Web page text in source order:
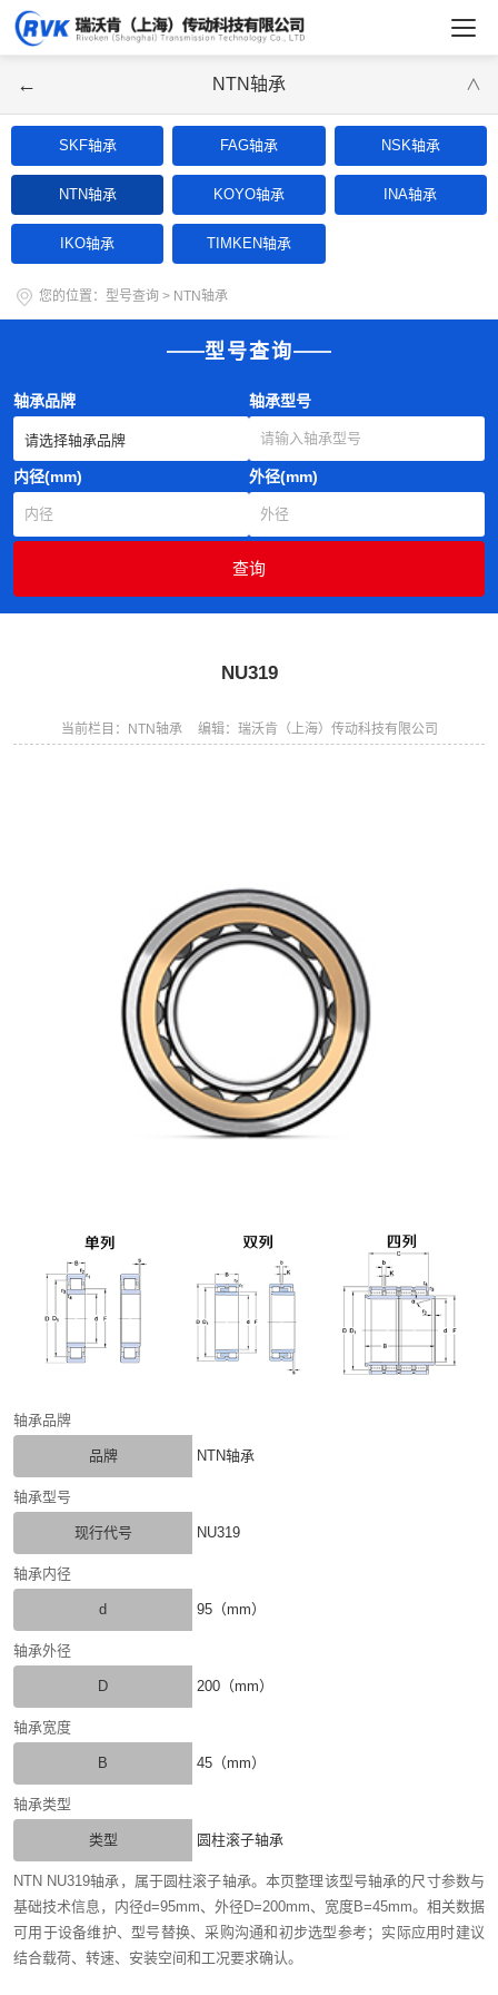
← NTN轴承 ∨
SKF轴承 FAG轴承 NSK轴承
NTN轴承 KOYO轴承 INA轴承
IKO轴承 TIMKEN轴承
您的位置： 型号查询 > NTN轴承
型号查询
轴承品牌 轴承型号
内径(mm) 外径(mm)
NU319
当前栏目：NTN轴承 编辑：瑞沃肯（上海）传动科技有限公司
轴承品牌
品牌 NTN轴承
轴承型号
现行代号 NU319
轴承内径
d 95（mm）
轴承外径
D 200（mm）
轴承宽度
B 45（mm）
轴承类型
类型 圆柱滚子轴承
NTN NU319轴承，属于圆柱滚子轴承。本页整理该型号轴承的尺寸参数与
基础技术信息，内径d=95mm、外径D=200mm、宽度B=45mm。相关数据
可用于设备维护、型号替换、采购沟通和初步选型参考；实际应用时建议
结合载荷、转速、安装空间和工况要求确认。